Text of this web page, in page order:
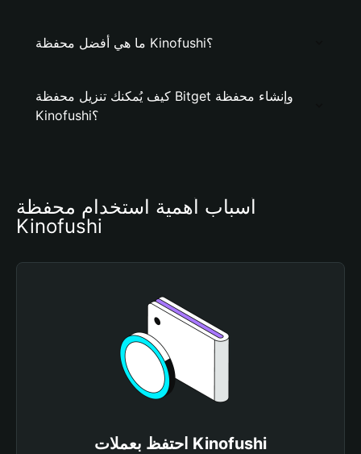
ما هي أفضل محفظة Kinofushi؟
كيف يُمكنك تنزيل محفظة Bitget وإنشاء محفظة
Kinofushi؟
أسباب أهمية استخدام محفظة
Kinofushi
احتفظ بعملات Kinofushi